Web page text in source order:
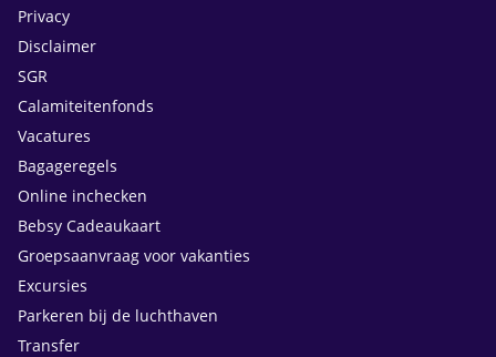
Privacy
Disclaimer
SGR
Calamiteitenfonds
Vacatures
Bagageregels
Online inchecken
Bebsy Cadeaukaart
Groepsaanvraag voor vakanties
Excursies
Parkeren bij de luchthaven
Transfer